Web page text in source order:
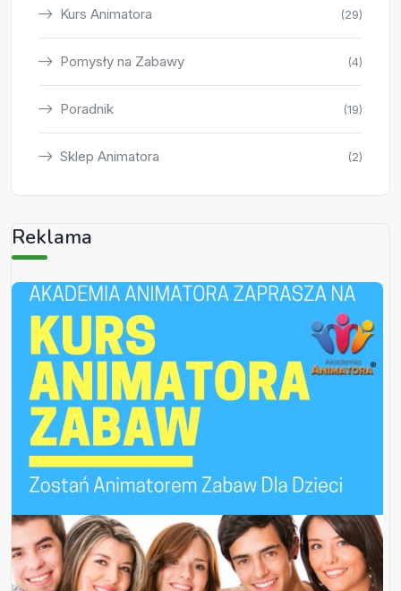
Kurs Animatora (29)
Pomysły na Zabawy (4)
Poradnik (19)
Sklep Animatora (2)
Reklama